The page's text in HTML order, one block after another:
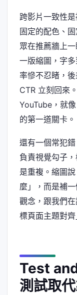
跨影片一致性
固定的配色、
眾在推薦牆上
一版縮圖，字
率慘不忍睹，
CTR 立刻回來
YouTube，就像
的第一道關卡。
還有一個常犯
負責視覺勾子
是重複。縮圖
麼」，而是補
觀念，跟我們在
標頁面主題對
Test
測試取